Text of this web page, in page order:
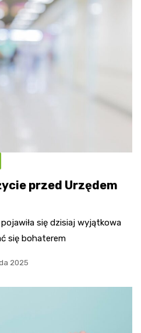
przed Urzędem
się dzisiaj wyjątkowa
się bohaterem
2025